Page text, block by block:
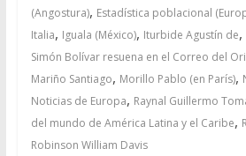
(Angostura), Estadística poblacional
Italia, Iguala (México), Iturbide Agustín de,
Simón Bolívar resuena en el Correo del
Mariño Santiago, Morillo Pablo (en París),
Noticias de Europa, Raynal Guillermo
del mundo de América Latina y el Caribe,
Robinson William Davis